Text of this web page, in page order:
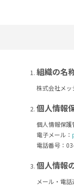
組織の名
株式会社メッ
個人情報
個人情報保
電子メール：
電話番号：
個人情報
メール・電